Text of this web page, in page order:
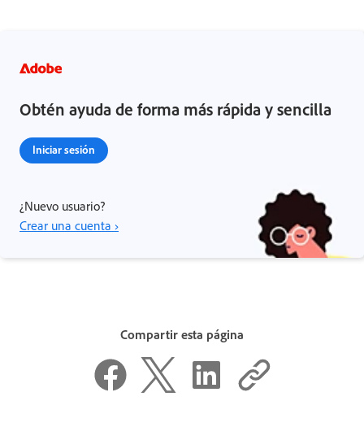
Obtén ayuda de forma más rápida y sencilla
Iniciar sesión
¿Nuevo usuario?
Crear una cuenta ›
Compartir esta página